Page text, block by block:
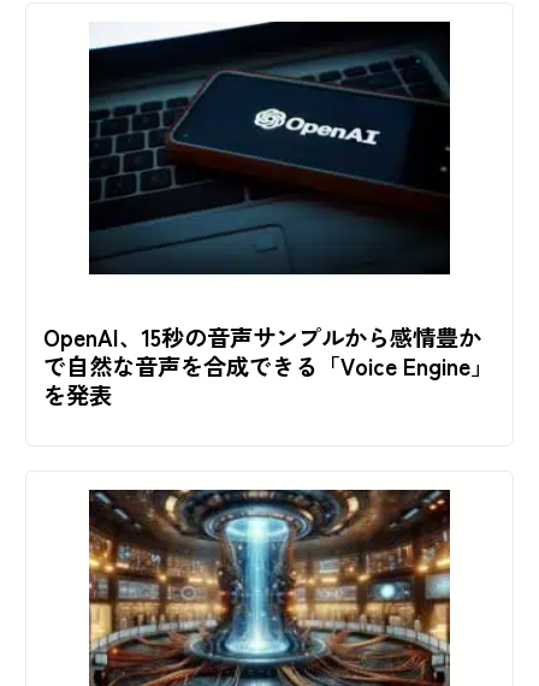
OpenAI、15秒の音声サンプルから感情豊か
で自然な音声を合成できる「Voice Engine」
を発表